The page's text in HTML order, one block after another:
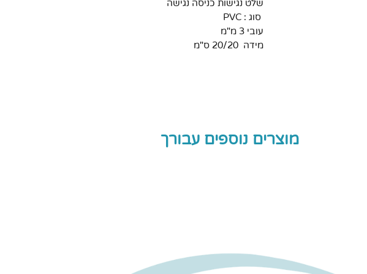
שלט נגישות כניסה נגישה
סוג : PVC
עובי 3 מ"מ
מידה 20/20 ס"מ
מוצרים נוספים עבורך